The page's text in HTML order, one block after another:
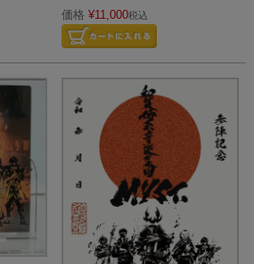
価格 ¥11,000税込